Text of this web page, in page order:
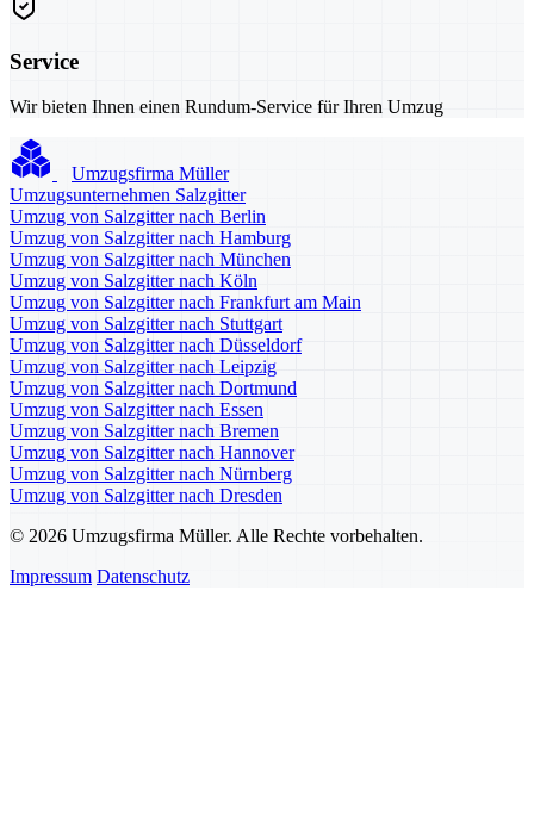
Service
Wir bieten Ihnen einen Rundum-Service für Ihren Umzug
Umzugsfirma Müller
Umzugsunternehmen Salzgitter
Umzug von Salzgitter nach Berlin
Umzug von Salzgitter nach Hamburg
Umzug von Salzgitter nach München
Umzug von Salzgitter nach Köln
Umzug von Salzgitter nach Frankfurt am Main
Umzug von Salzgitter nach Stuttgart
Umzug von Salzgitter nach Düsseldorf
Umzug von Salzgitter nach Leipzig
Umzug von Salzgitter nach Dortmund
Umzug von Salzgitter nach Essen
Umzug von Salzgitter nach Bremen
Umzug von Salzgitter nach Hannover
Umzug von Salzgitter nach Nürnberg
Umzug von Salzgitter nach Dresden
© 2026 Umzugsfirma Müller. Alle Rechte vorbehalten.
Impressum Datenschutz